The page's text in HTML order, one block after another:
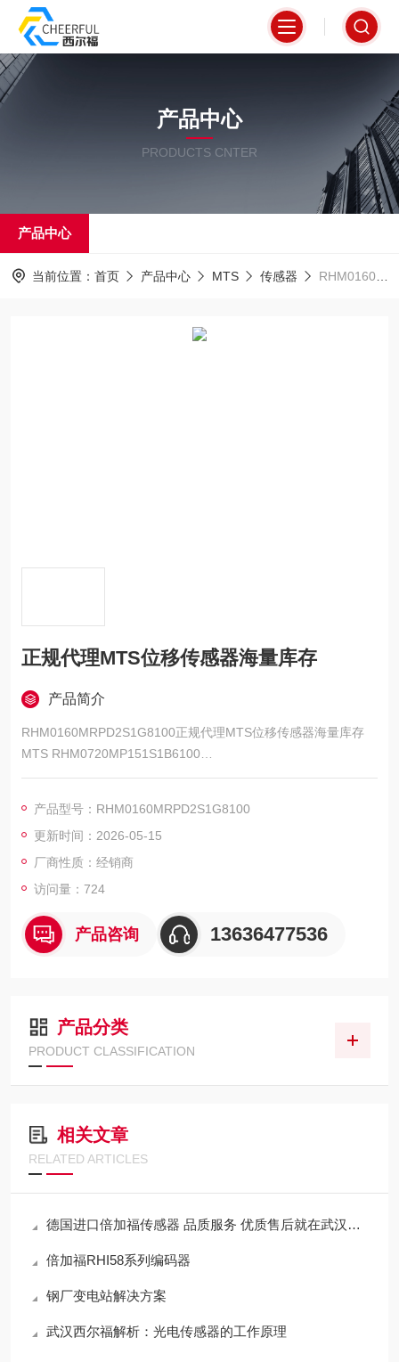
产品中心
PRODUCTS CNTER
产品中心
当前位置： 首页 产品中心 MTS 传感器 RHM0160MRPD2S1G8100正规代理MTS位移传感器海量库存
正规代理MTS位移传感器海量库存
产品简介
RHM0160MRPD2S1G8100正规代理MTS位移传感器海量库存
MTS RHM0720MP151S1B6100
MTS RHM1480MP151S1G6100
MTS RHM0550MP151S1G1100
MTS RHM0580MP151S1G1100
MTS RH-M-0850M-D53-1-P102
产品型号：RHM0160MRPD2S1G8100
更新时间：2026-05-15
厂商性质：经销商
访问量：724
产品咨询 13636477536
产品分类
PRODUCT CLASSIFICATION
相关文章
RELATED ARTICLES
德国进口倍加福传感器 品质服务 优质售后就在武汉西尔福
倍加福RHI58系列编码器
钢厂变电站解决方案
武汉西尔福解析：光电传感器的工作原理